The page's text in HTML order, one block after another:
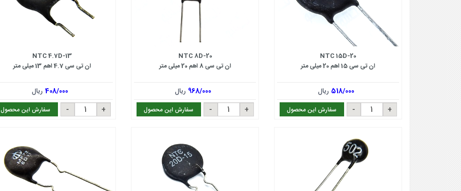
NTC 15D-20
ان تی سی 15 اهم 20 میلی متر
518/000 ریال
سفارش این محصول
NTC 8D-20
ان تی سی 8 اهم 20 میلی متر
968/000 ریال
سفارش این محصول
NTC 4.7D-13
ان تی سی 4.7 اهم 13 میلی متر
408/000ریال
سفارش این محصول